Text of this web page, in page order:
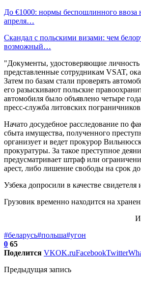
До €1000: нормы беспошлинного ввоза
апреля…
Скандал с польскими визами: чем
возможный…
"Документы, удостоверяющие личность
представленные сотрудникам VSAT,
Затем по базам стали проверять
его разыскивают польские
автомобиля было объявлено четыре
пресс-служба литовских
Начато досудебное расследование по
сбыта имущества, полученного
организует и ведет прокурор
прокуратуры. За такое преступное
предусматривает штраф или
арест, либо лишение свободы на срок
Узбека допросили в качестве свидетеля
Грузовик временно находится на
#беларусь#польша#угон
0 65
Поделится VKOK.ruFacebookTwitter
Предыдущая запись